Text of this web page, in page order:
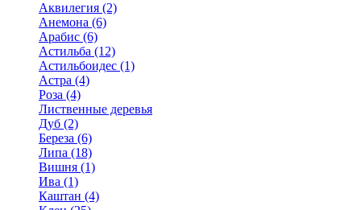
Аквилегия (2)
Анемона (6)
Арабис (6)
Астильба (12)
Астильбоидес (1)
Астра (4)
Роза (4)
Лиственные деревья
Дуб (2)
Береза (6)
Липа (18)
Вишня (1)
Ива (1)
Каштан (4)